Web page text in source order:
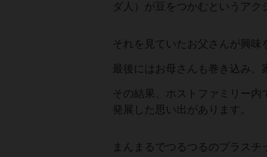
ダ人）が豆をつかむというアク
それを見ていたお父さんが興
最後にはお母さんも巻き込み、
その結果、ホストファミリー
発展した思い出があります。
まんまるでつるつるのプラス